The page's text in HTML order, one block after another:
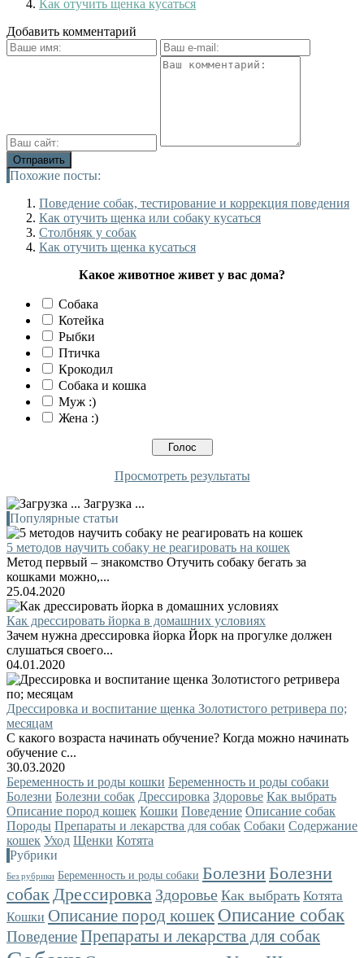
Как отучить щенка кусаться
Добавить комментарий
Похожие посты:
Поведение собак, тестирование и коррекция поведения
Как отучить щенка или собаку кусаться
Столбняк у собак
Как отучить щенка кусаться
Какое животное живет у вас дома?
Собака
Котейка
Рыбки
Птичка
Крокодил
Собака и кошка
Муж :)
Жена :)
Просмотреть результаты
Загрузка ...
Популярные статьи
5 методов научить собаку не реагировать на кошек
Метод первый – знакомство Отучить собаку бегать за
кошками можно,...
25.04.2020
Как дрессировать йорка в домашних условиях
Зачем нужна дрессировка йорка Йорк на прогулке должен
слушаться своего...
04.01.2020
Дрессировка и воспитание щенка Золотистого ретривера по;
месяцам
С какого возраста начинать обучение? Когда можно начинать
обучение с...
30.03.2020
Беременность и роды кошки Беременность и роды собаки
Болезни Болезни собак Дрессировка Здоровье Как выбрать
Описание пород кошек Кошки Поведение Описание собак
Породы Препараты и лекарства для собак Собаки Содержание
кошек Уход Щенки Котята
Рубрики
Без рубрики Беременность и роды собаки БолезниБолезни
собакДрессировка Здоровье Как выбрать Котята
Кошки Описание пород кошек Описание собак
ПоведениеПрепараты и лекарства для собак